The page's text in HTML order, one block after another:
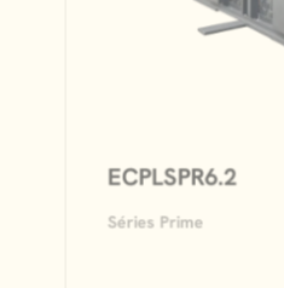
Séries Prime